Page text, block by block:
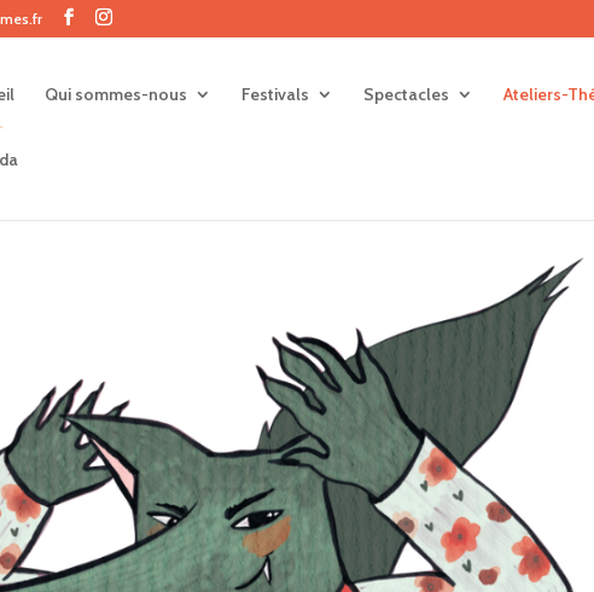
Qui sommes-nous Festivals Spectacles Ateliers-